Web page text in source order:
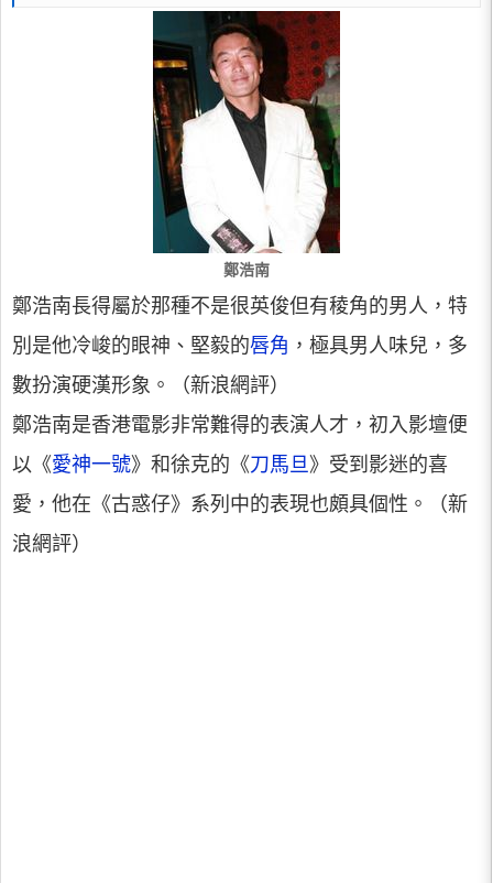
鄭浩南
鄭浩南長得屬於那種不是很英俊但有稜角的男人，特
別是他冷峻的眼神、堅毅的唇角 ，極具男人味兒，多
數扮演硬漢形象。（新浪網評）
鄭浩南是香港電影非常難得的表演人才，初入影壇便
以《愛神一號》和徐克的《刀馬旦》受到影迷的喜
愛，他在《古惑仔》系列中的表現也頗具個性。（新
浪網評）